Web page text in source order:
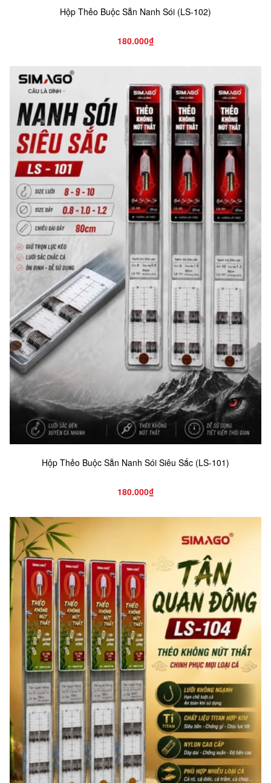
Hộp Thẻo Buộc Sẵn Nanh Sói (LS-102)
180.000₫
Hộp Thẻo Buộc Sẵn Nanh Sói Siêu Sắc (LS-101)
180.000₫